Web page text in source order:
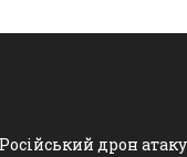
Російський дрон